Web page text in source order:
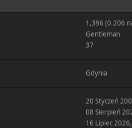
1,396 (0.206
Gentleman
37
Gdynia
20 Styczeń
08 Sierpień
16 Lipiec